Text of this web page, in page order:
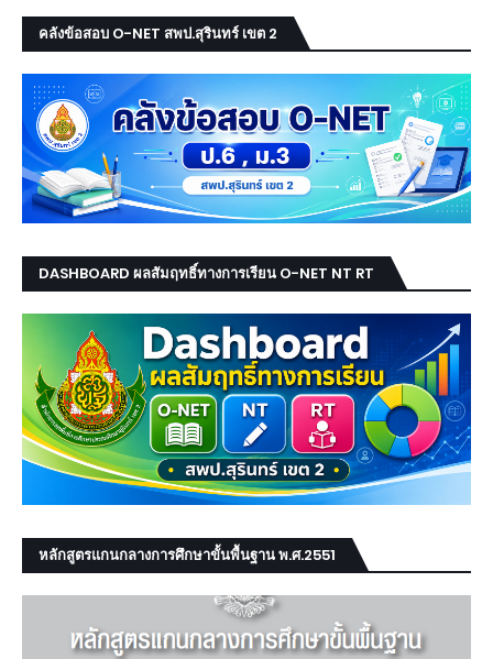
คลังข้อสอบ O-NET สพป.สุรินทร์ เขต 2
DASHBOARD ผลสัมฤทธิ์ทางการเรียน O-NET NT RT
หลักสูตรแกนกลางการศึกษาขั้นพื้นฐาน พ.ศ.2551